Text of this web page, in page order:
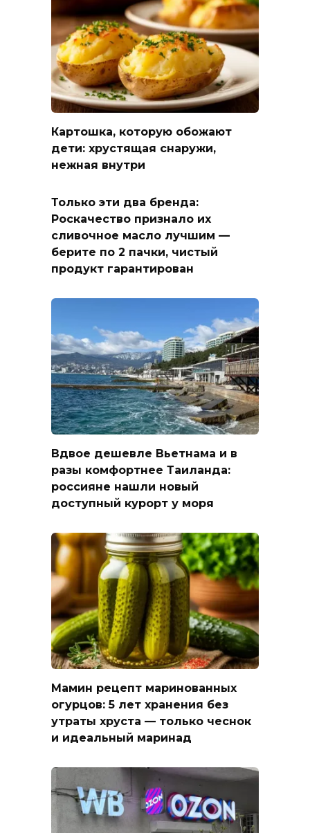
Картошка, которую обожают
дети: хрустящая снаружи,
нежная внутри
Только эти два бренда:
Роскачество признало их
сливочное масло лучшим —
берите по 2 пачки, чистый
продукт гарантирован
Вдвое дешевле Вьетнама и в
разы комфортнее Таиланда:
россияне нашли новый
доступный курорт у моря
Мамин рецепт маринованных
огурцов: 5 лет хранения без
утраты хруста — только чеснок
и идеальный маринад